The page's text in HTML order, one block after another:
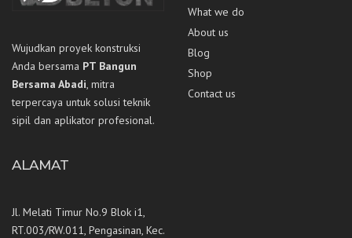
Wujudkan proyek konstruksi
Anda bersama PT Bangun
Bersama Abadi, mitra
terpercaya untuk solusi teknik
sipil dan aplikator profesional.
What we do
About us
Blog
Shop
Contact us
ALAMAT
Jl. Melati Timur No.9 Blok i1,
RT.003/RW.011, Pengasinan, Kec.